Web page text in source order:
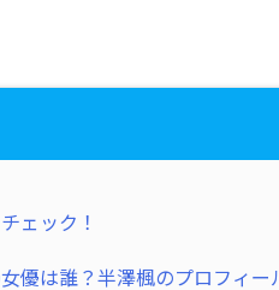
ェック！
優は誰？半澤楓のプロフィー